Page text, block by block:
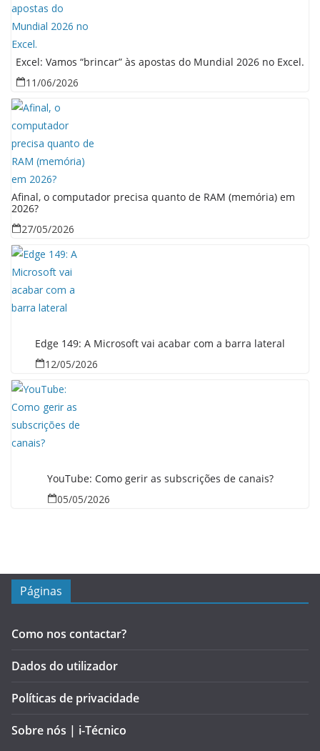
Excel: Vamos “brincar” às apostas do Mundial 2026 no Excel.
11/06/2026
Afinal, o computador precisa quanto de RAM (memória) em
2026?
27/05/2026
Edge 149: A Microsoft vai acabar com a barra lateral
12/05/2026
YouTube: Como gerir as subscrições de canais?
05/05/2026
Páginas
Como nos contactar?
Dados do utilizador
Políticas de privacidade
Sobre nós | i-Técnico